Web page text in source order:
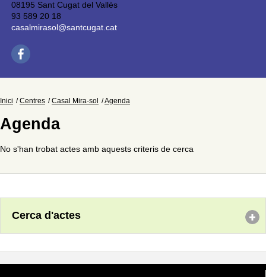
08195 Sant Cugat del Vallès
93 589 20 18
casalmirasol@santcugat.cat
Inici Centres Casal Mira-sol Agenda
Agenda
No s'han trobat actes amb aquests criteris de cerca
Cerca d'actes